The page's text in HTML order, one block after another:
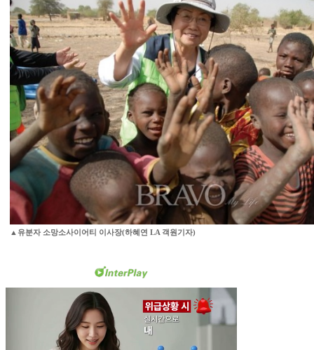
▲유분자 소망소사이어티 이사장(하혜연 LA 객원기자)